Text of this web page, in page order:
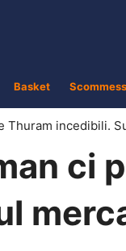
Basket
Thuram incedibili.
ci